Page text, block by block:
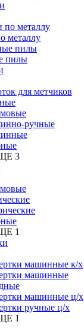
металлу
пилы
для метчиков
ручные
3
1
машинные к/х
машинные
машинные ц/х
ручные ц/х
1